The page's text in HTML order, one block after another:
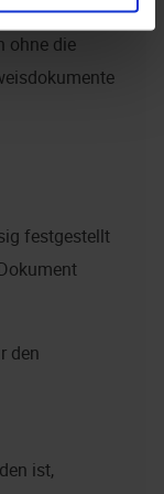
Weg
ohne die
festgestellt
den
ist,